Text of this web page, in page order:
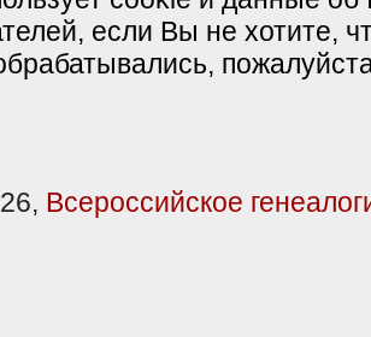
если Вы не хотите,
Всероссийское